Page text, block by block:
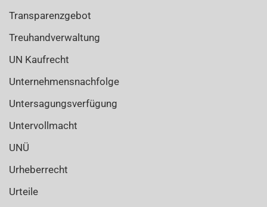
Transparenzgebot
Treuhandverwaltung
UN Kaufrecht
Unternehmensnachfolge
Untersagungsverfügung
Untervollmacht
UNÜ
Urheberrecht
Urteile